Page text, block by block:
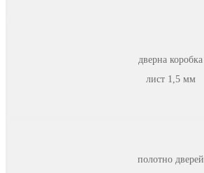
дверна коробка
лист 1,5 мм
полотно дверей